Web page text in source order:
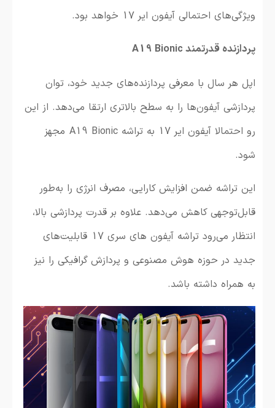
ویژگی‌های احتمالی آیفون ایر 17 خواهد بود.
پردازنده قدرتمند A19 Bionic
اپل هر سال با معرفی پردازنده‌های جدید خود، توان
پردازشی آیفون‌ها را به سطح بالاتری ارتقا می‌دهد. از این
رو احتمالا آیفون ایر 17 به تراشه A19 Bionic مجهز
شود.
این تراشه ضمن افزایش کارایی، مصرف انرژی را به‌طور
قابل‌توجهی کاهش می‌دهد. علاوه بر قدرت پردازشی بالا،
انتظار می‌رود تراشه آیفون های سری 17 قابلیت‌های
جدید در حوزه هوش مصنوعی و پردازش گرافیکی را نیز
به همراه داشته باشد.